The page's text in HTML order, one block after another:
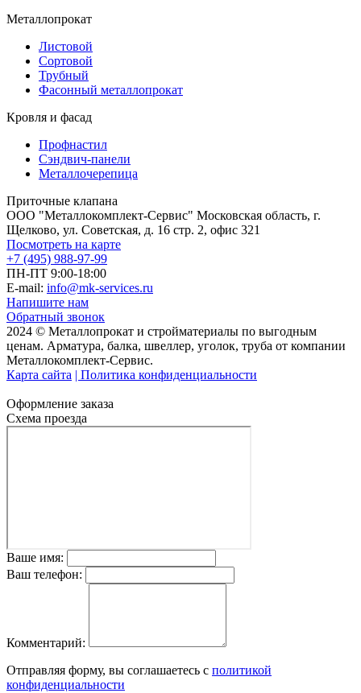
Металлопрокат
Листовой
Сортовой
Трубный
Фасонный металлопрокат
Кровля и фасад
Профнастил
Сэндвич-панели
Металлочерепица
Приточные клапана
ООО "Металлокомплект-Сервис" Московская область, г.
Щелково, ул. Советская, д. 16 стр. 2, офис 321
Посмотреть на карте
+7 (495) 988-97-99
ПН-ПТ 9:00-18:00
E-mail: info@mk-services.ru
Напишите нам
Обратный звонок
2024 © Металлопрокат и стройматериалы по выгодным
ценам. Арматура, балка, швеллер, уголок, труба от компании
Металлокомплект-Сервис.
Карта сайта | Политика конфиденциальности
Оформление заказа
Схема проезда
Ваше имя:
Ваш телефон:
Комментарий:
Отправляя форму, вы соглашаетесь с политикой
конфиденциальности